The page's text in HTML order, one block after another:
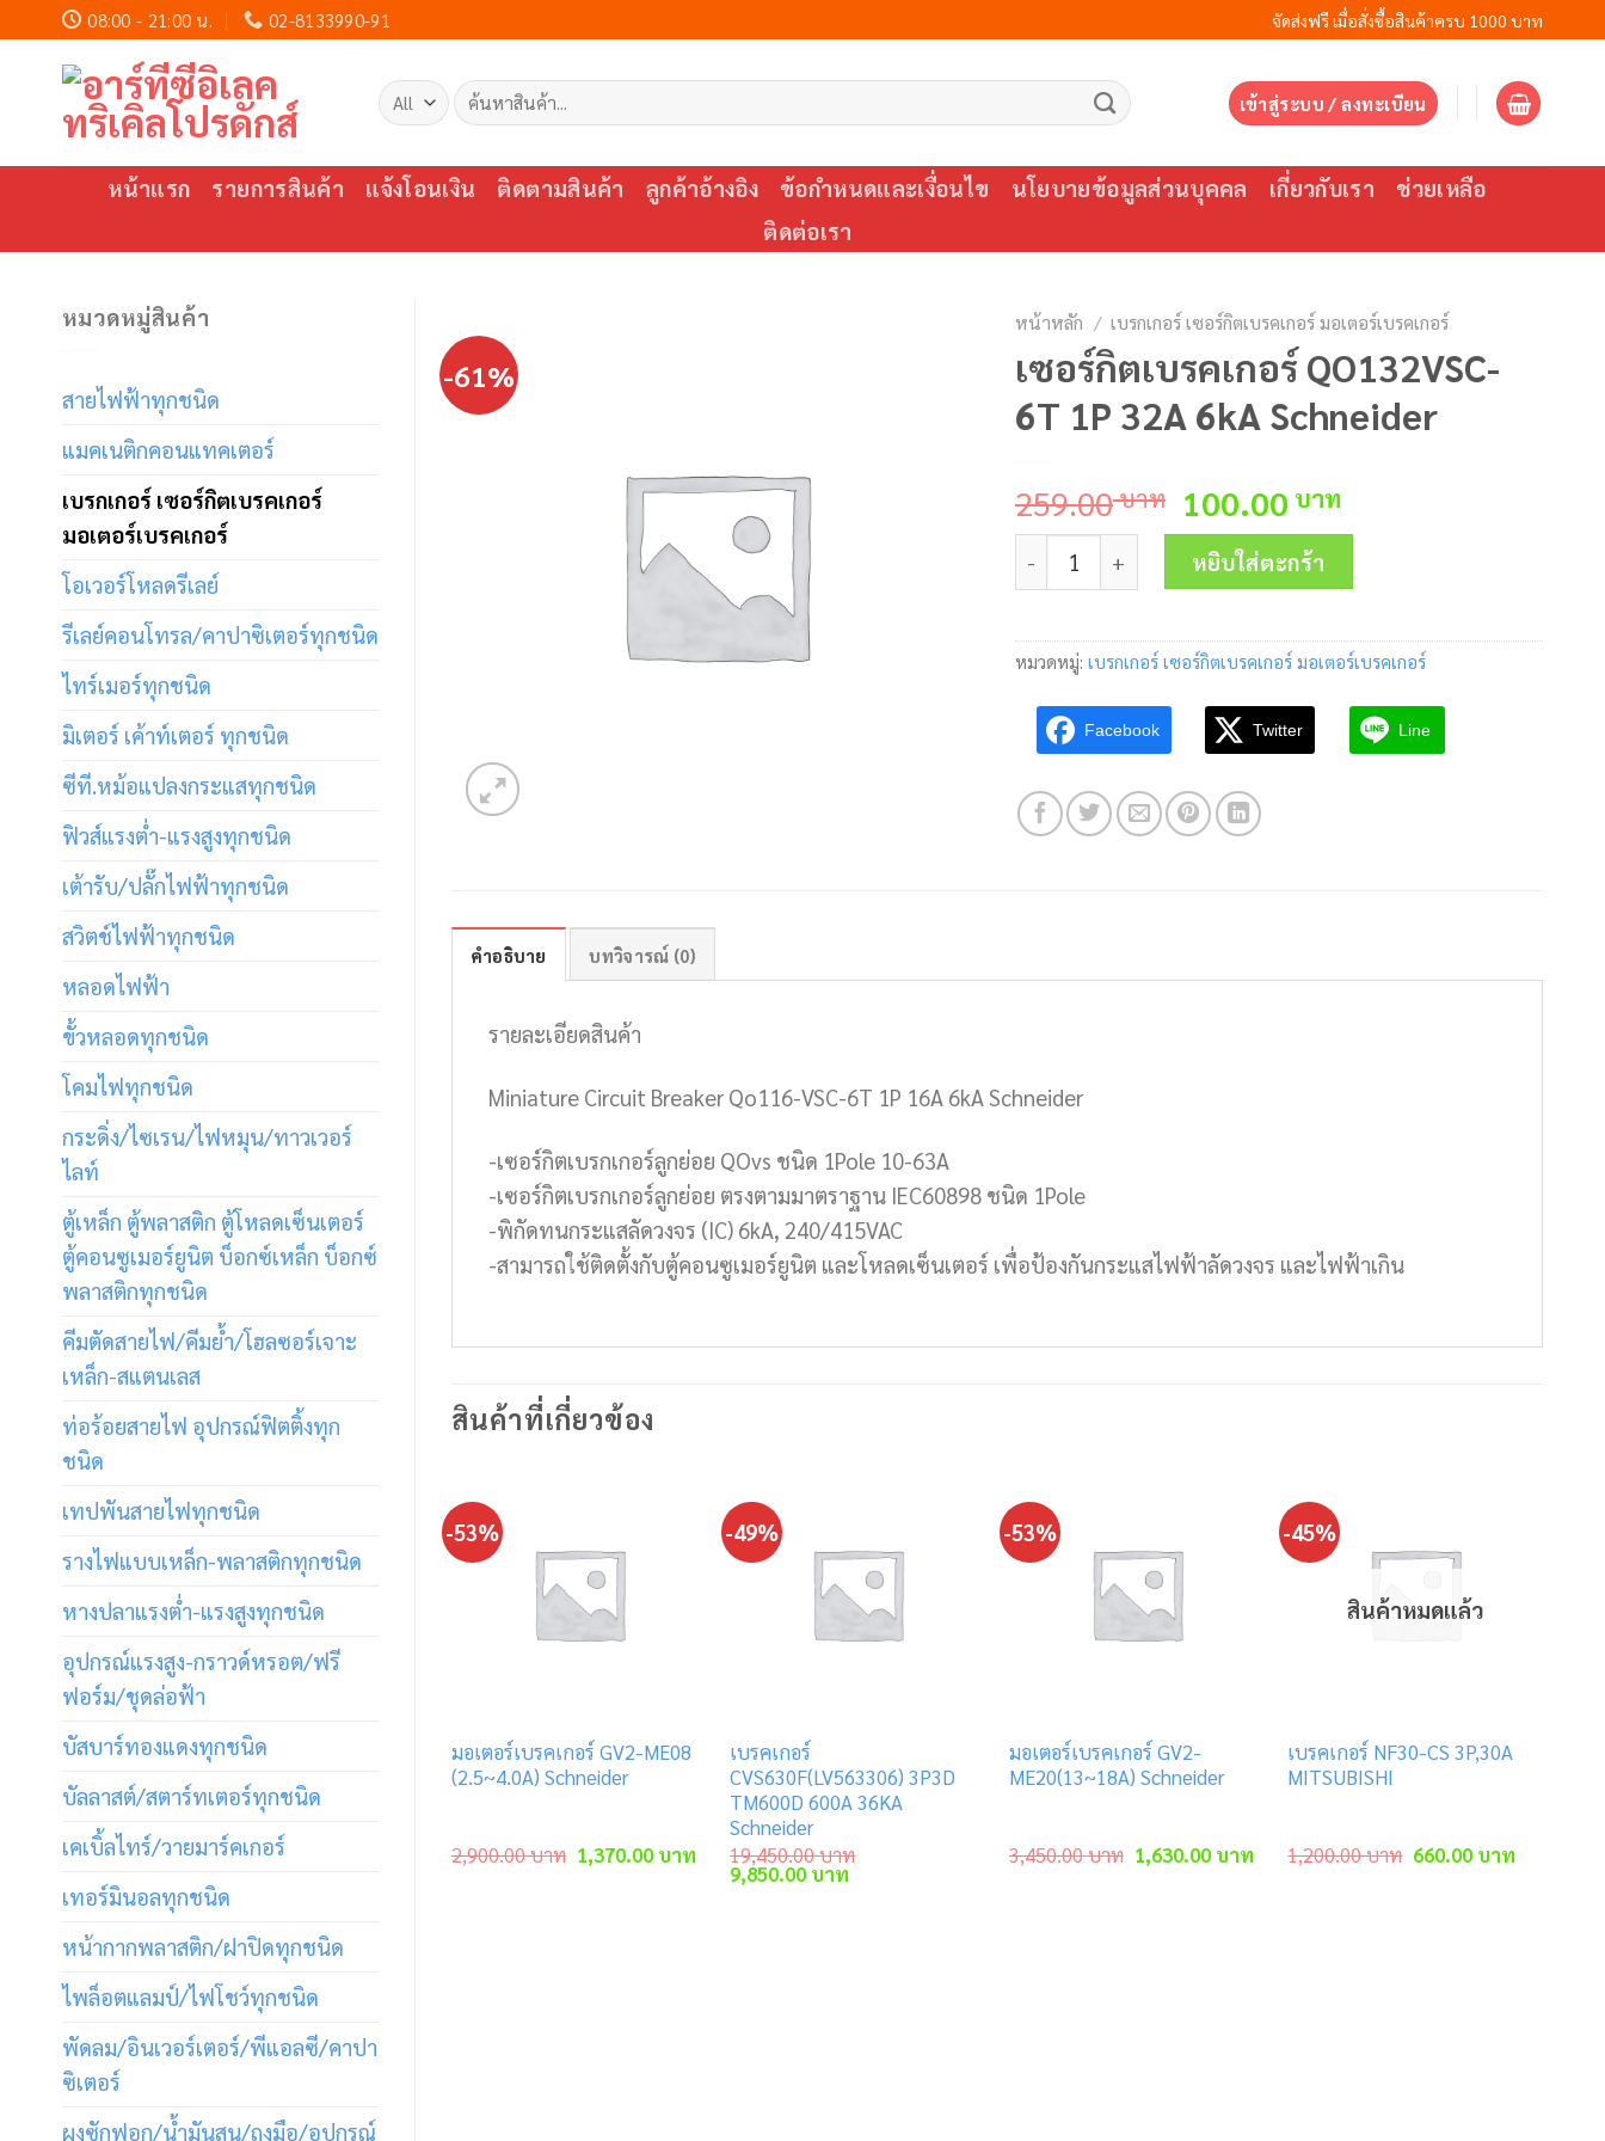
content
08:00 - 21:00 น. 02-8133990-91 จัดส่งฟรี เมื่อสั่งซื้อสินค้าครบ 1000 บาท
ค้นหา: เข้าสู่ระบบ / ลงทะเบียน
หน้าแรก รายการสินค้า แจ้งโอนเงิน ติดตามสินค้า ลูกค้าอ้างอิง ข้อกำหนดและเงื่อนไข นโยบายข้อมูลส่วนบุคคล เกี่ยวกับเรา
ช่วยเหลือ
ติดต่อเรา
หมวดหมู่สินค้า
สายไฟฟ้าทุกชนิด
แมคเนติกคอนแทคเตอร์
เบรกเกอร์ เซอร์กิตเบรคเกอร์
มอเตอร์เบรคเกอร์
โอเวอร์โหลดรีเลย์
รีเลย์คอนโทรล/คาปาซิเตอร์ทุกชนิด
ไทร์เมอร์ทุกชนิด
มิเตอร์ เค้าท์เตอร์ ทุกชนิด
ซีที.หม้อแปลงกระแสทุกชนิด
ฟิวส์แรงต่ำ-แรงสูงทุกชนิด
เต้ารับ/ปลั๊กไฟฟ้าทุกชนิด
สวิตช์ไฟฟ้าทุกชนิด
หลอดไฟฟ้า
ขั้วหลอดทุกชนิด
โคมไฟทุกชนิด
กระดิ่ง/ไซเรน/ไฟหมุน/ทาวเวอร์
ไลท์
ตู้เหล็ก ตู้พลาสติก ตู้โหลดเซ็นเตอร์
ตู้คอนซูเมอร์ยูนิต บ็อกซ์เหล็ก บ็อกซ์
พลาสติกทุกชนิด
คีมตัดสายไฟ/คีมย้ำ/โฮลซอร์เจาะ
เหล็ก-สแตนเลส
ท่อร้อยสายไฟ อุปกรณ์ฟิตติ้งทุก
ชนิด
เทปพันสายไฟทุกชนิด
รางไฟแบบเหล็ก-พลาสติกทุกชนิด
หางปลาแรงต่ำ-แรงสูงทุกชนิด
อุปกรณ์แรงสูง-กราวด์หรอต/ฟรี
ฟอร์ม/ชุดล่อฟ้า
บัสบาร์ทองแดงทุกชนิด
บัลลาสต์/สตาร์ทเตอร์ทุกชนิด
เคเบิ้ลไทร์/วายมาร์คเกอร์
เทอร์มินอลทุกชนิด
หน้ากากพลาสติก/ฝาปิดทุกชนิด
ไพล็อตแลมป์/ไฟโชว์ทุกชนิด
พัดลม/อินเวอร์เตอร์/พีแอลซี/คาปา
ซิเตอร์
ผงซักฟอก/น้ำมันสน/ถุงมือ/อุปกรณ์
-61%
หน้าหลัก / เบรกเกอร์ เซอร์กิตเบรคเกอร์ มอเตอร์เบรคเกอร์
เซอร์กิตเบรคเกอร์ QO132VSC-
6T 1P 32A 6kA Schneider
259.00บาท Original
price
was:
259.00 บาท.
100.00 บาท
price
100.00 บาท.
จำนวน เซอร์กิตเบรคเกอร์ QO132VSC-6T 1P 32A 6kA Schneider ชิ้น
หยิบใส่ตะกร้า
หมวดหมู่: เบรกเกอร์ เซอร์กิตเบรคเกอร์ มอเตอร์เบรคเกอร์
Facebook Twitter Line
คำอธิบาย บทวิจารณ์ (0)
รายละเอียดสินค้า
Miniature Circuit Breaker Qo116-VSC-6T 1P 16A 6kA Schneider
-เซอร์กิตเบรกเกอร์ลูกย่อย QOvs ชนิด 1Pole 10-63A
-เซอร์กิตเบรกเกอร์ลูกย่อย ตรงตามมาตราฐาน IEC60898 ชนิด 1Pole
-พิกัดทนกระแสลัดวงจร (IC) 6kA, 240/415VAC
-สามารถใช้ติดตั้งกับตู้คอนซูเมอร์ยูนิต และโหลดเซ็นเตอร์ เพื่อป้องกันกระแสไฟฟ้าลัดวงจร และไฟฟ้าเกิน
สินค้าที่เกี่ยวข้อง
-53%
มอเตอร์เบรคเกอร์ GV2-ME08
(2.5~4.0A) Schneider
2,900.00บาท Original
price
1,370.00บาทCurrent
price
-49%
เบรคเกอร์
CVS630F(LV563306) 3P3D
TM600D 600A 36KA
Schneider
19,450.00บาท
Original
price
9,850.00 บาทCurrent
-53%
มอเตอร์เบรคเกอร์ GV2-
ME20(13~18A) Schneider
3,450.00บาท Original
price
1,630.00บาทCurrent
price
-45%
สินค้าหมดแล้ว
เบรคเกอร์ NF30-CS 3P,30A
MITSUBISHI
1,200.00บาท Original
price
660.00 บาท